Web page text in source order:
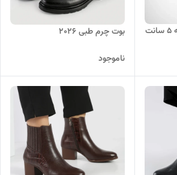
بوت چرم طبی ۲۰۲۶
ناموجود